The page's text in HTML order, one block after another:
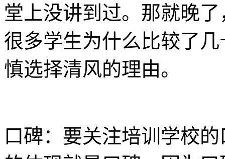
堂上没讲到过。那就晚
很多学生为什么比较了
慎选择清风的理由。
口碑：要关注培训学校